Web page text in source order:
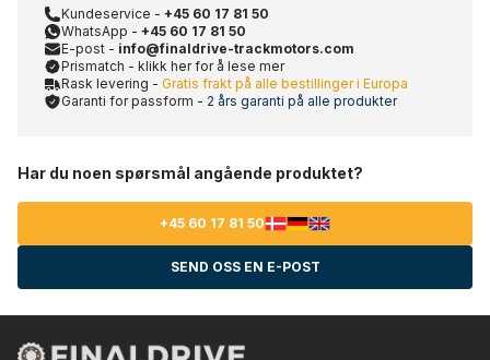
Kundeservice - +45 60 17 81 50
WhatsApp - +45 60 17 81 50
E-post - info@finaldrive-trackmotors.com
Prismatch - klikk her for å lese mer
Rask levering - Gratis frakt på alle bestillinger i Europa
Garanti for passform - 2 års garanti på alle produkter
Har du noen spørsmål angående produktet?
+45 60 17 81 50
SEND OSS EN E-POST